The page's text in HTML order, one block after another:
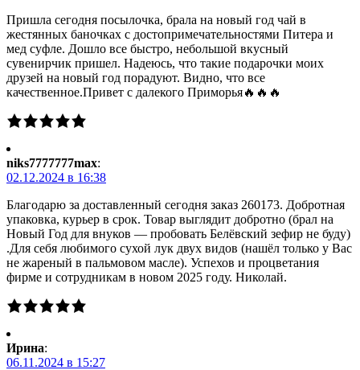
Пришла сегодня посылочка, брала на новый год чай в
жестянных баночках с достопримечательностями Питера и
мед суфле. Дошло все быстро, небольшой вкусный
сувенирчик пришел. Надеюсь, что такие подарочки моих
друзей на новый год порадуют. Видно, что все
качественное.Привет с далекого Приморья🔥🔥🔥
niks7777777max:
02.12.2024 в 16:38
Благодарю за доставленный сегодня заказ 260173. Добротная
упаковка, курьер в срок. Товар выглядит добротно (брал на
Новый Год для внуков — пробовать Белёвский зефир не буду)
.Для себя любимого сухой лук двух видов (нашёл только у Вас
не жареный в пальмовом масле). Успехов и процветания
фирме и сотрудникам в новом 2025 году. Николай.
Ирина:
06.11.2024 в 15:27